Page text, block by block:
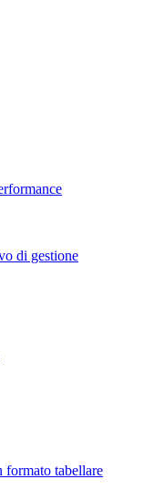
di gestione
formato tabellare